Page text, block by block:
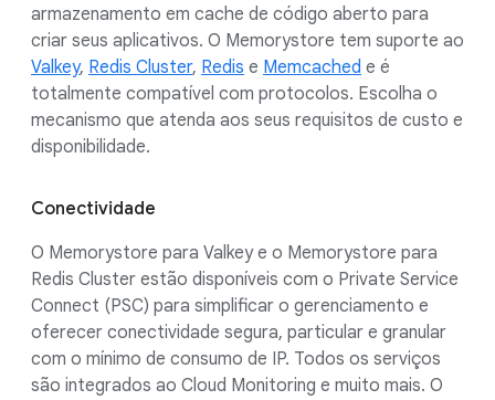
armazenamento em cache de código aberto para
criar seus aplicativos. O Memorystore tem suporte ao
Valkey, Redis Cluster, Redis e Memcached e é
totalmente compatível com protocolos. Escolha o
mecanismo que atenda aos seus requisitos de custo e
disponibilidade.
Conectividade
O Memorystore para Valkey e o Memorystore para
Redis Cluster estão disponíveis com o Private Service
Connect (PSC) para simplificar o gerenciamento e
oferecer conectividade segura, particular e granular
com o mínimo de consumo de IP. Todos os serviços
são integrados ao Cloud Monitoring e muito mais. O